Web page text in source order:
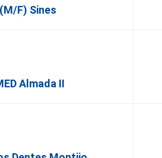
F) Sines
Almada II